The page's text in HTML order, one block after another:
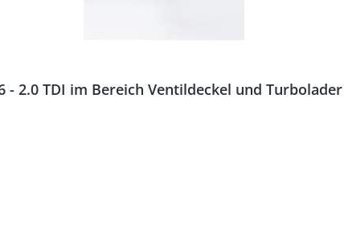
2.0 TDI im Bereich Ventildeckel und Turbolader